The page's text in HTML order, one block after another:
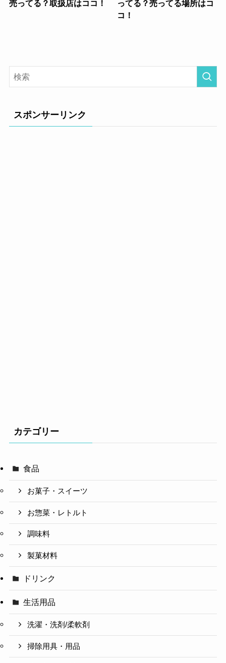
売ってる？取扱店はココ！
ってる？売ってる場所はコ
コ！
スポンサーリンク
カテゴリー
食品
お菓子・スイーツ
お惣菜・レトルト
調味料
製菓材料
ドリンク
生活用品
洗濯・洗剤/柔軟剤
掃除用具・用品